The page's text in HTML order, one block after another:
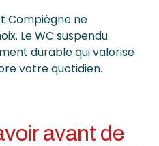
Compiègne ne
Le WC suspendu
durable qui valorise
votre quotidien.
avant de